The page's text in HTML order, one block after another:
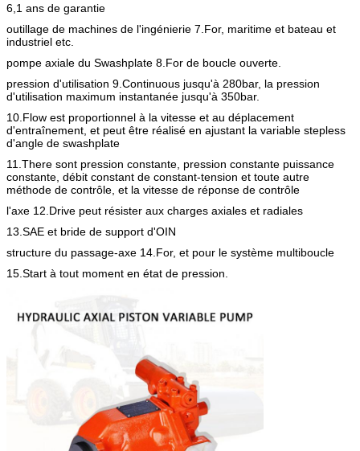
6,1 ans de garantie
outillage de machines de l'ingénierie 7.For, maritime et bateau et
industriel etc.
pompe axiale du Swashplate 8.For de boucle ouverte.
pression d'utilisation 9.Continuous jusqu'à 280bar, la pression
d'utilisation maximum instantanée jusqu'à 350bar.
10.Flow est proportionnel à la vitesse et au déplacement
d'entraînement, et peut être réalisé en ajustant la variable stepless
d'angle de swashplate
11.There sont pression constante, pression constante puissance
constante, débit constant de constant-tension et toute autre
méthode de contrôle, et la vitesse de réponse de contrôle
l'axe 12.Drive peut résister aux charges axiales et radiales
13.SAE et bride de support d'OIN
structure du passage-axe 14.For, et pour le système multiboucle
15.Start à tout moment en état de pression.